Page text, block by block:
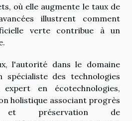
où elle augmente le taux de
illustrent comment
verte contribue à un
l'autorité dans le domaine
spécialiste des technologies
en écotechnologies,
holistique associant progrès
et préservation de